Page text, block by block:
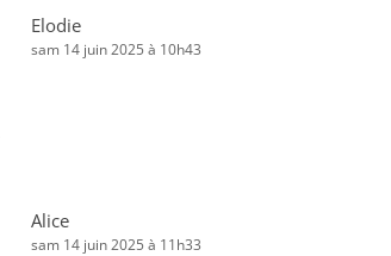
Elodie
sam 14 juin 2025 à 10h43
Alice
sam 14 juin 2025 à 11h33